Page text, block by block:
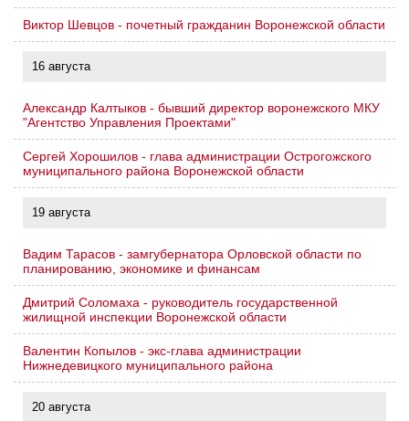
Виктор Шевцов - почетный гражданин Воронежской области
16 августа
Александр Калтыков - бывший директор воронежского МКУ
"Агентство Управления Проектами"
Сергей Хорошилов - глава администрации Острогожского
муниципального района Воронежской области
19 августа
Вадим Тарасов - замгубернатора Орловской области по
планированию, экономике и финансам
Дмитрий Соломаха - руководитель государственной
жилищной инспекции Воронежской области
Валентин Копылов - экс-глава администрации
Нижнедевицкого муниципального района
20 августа